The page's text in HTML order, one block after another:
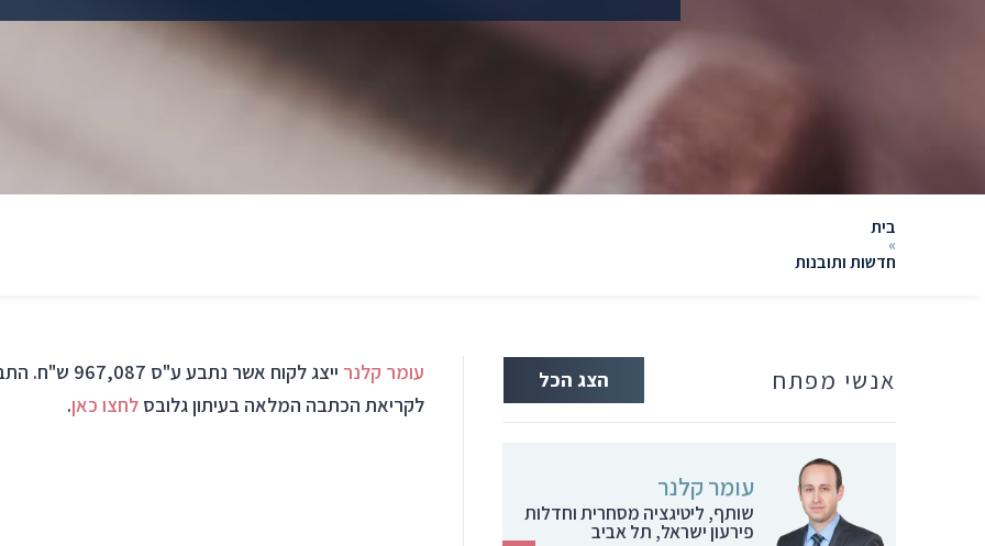
בית
»
חדשות ותובנות
עומר קלנר
ייצג לקוח
לקריאת הכתבה המלאה בעיתון גלובס לחצו כאן.
אנשי מפתח הצג הכל
עומר קלנר
שותף, ליטיגציה מסחרית וחדלות
פירעון ישראל, תל אביב